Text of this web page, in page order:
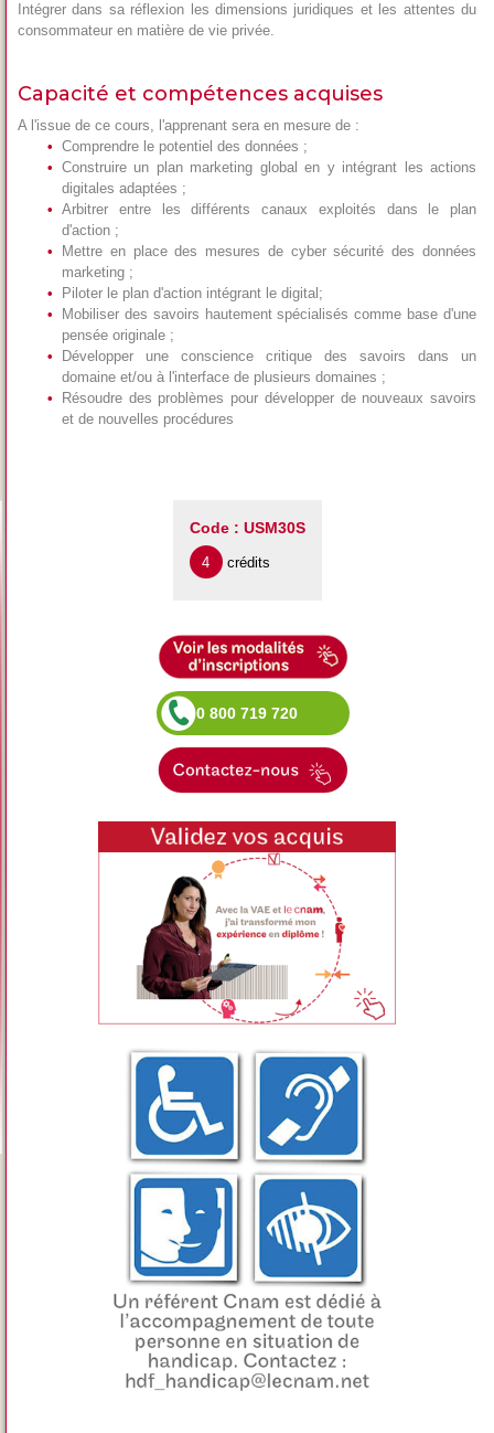
Intégrer dans sa réflexion les dimensions juridiques et les attentes du
consommateur en matière de vie privée.
Capacité et compétences acquises
A l'issue de ce cours, l'apprenant sera en mesure de :
Comprendre le potentiel des données ;
Construire un plan marketing global en y intégrant les actions
digitales adaptées ;
Arbitrer entre les différents canaux exploités dans le plan
d'action ;
Mettre en place des mesures de cyber sécurité des données
marketing ;
Piloter le plan d'action intégrant le digital;
Mobiliser des savoirs hautement spécialisés comme base d'une
pensée originale ;
Développer une conscience critique des savoirs dans un
domaine et/ou à l'interface de plusieurs domaines ;
Résoudre des problèmes pour développer de nouveaux savoirs
et de nouvelles procédures
Code : USM30S
4 crédits
0 800 719 720